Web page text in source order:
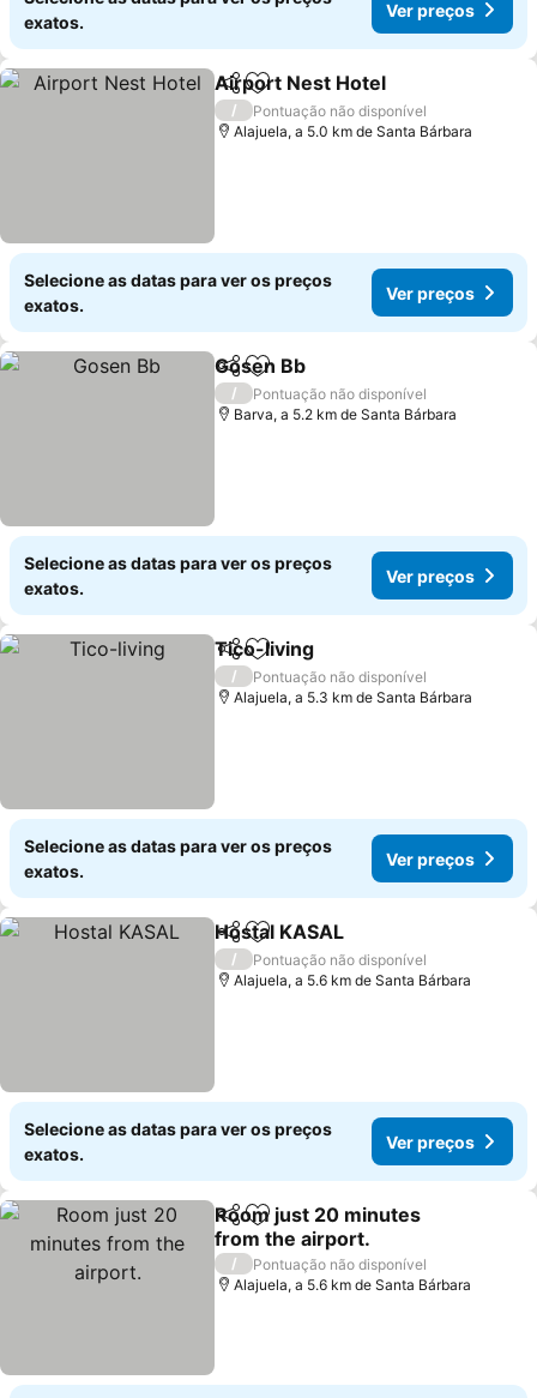
exatos.
Ver preços
PartilharAdicionar aos favoritos
Airport Nest Hotel
/
Pontuação não disponível
Alajuela, a 5.0 km de Santa Bárbara
Selecione as datas para ver os preços
exatos.
Ver preços
PartilharAdicionar aos favoritos
Gosen Bb
/
Pontuação não disponível
Barva, a 5.2 km de Santa Bárbara
Selecione as datas para ver os preços
exatos.
Ver preços
PartilharAdicionar aos favoritos
Tico-living
/
Pontuação não disponível
Alajuela, a 5.3 km de Santa Bárbara
Selecione as datas para ver os preços
exatos.
Ver preços
PartilharAdicionar aos favoritos
Hostal KASAL
/
Pontuação não disponível
Alajuela, a 5.6 km de Santa Bárbara
Selecione as datas para ver os preços
exatos.
Ver preços
PartilharAdicionar aos favoritos
Room just 20 minutes
from the airport.
Ver preços
/
Pontuação não disponível
Alajuela, a 5.6 km de Santa Bárbara